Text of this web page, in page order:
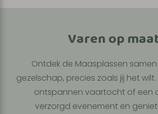
Varen op
Ontdek de Maasplassen
gezelschap, precies zoals jij het
ontspannen vaartocht of een
verzorgd evenement en